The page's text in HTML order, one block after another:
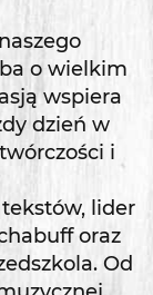
o wielkim
wspiera
dzień w
i
lider
oraz
Od